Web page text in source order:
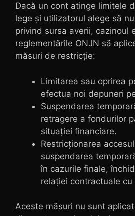
Dacă un cont atinge limitele
lege și utilizatorul alege să
privind sursa averii, cazinoul
reglementările ONJN să
măsuri de restricție:
Limitarea sau oprirea
efectua noi depuneri
Suspendarea
retragere a fondurilor
situației financiare.
Restricționarea
suspendarea
în cazurile finale,
relației contractuale
Aceste măsuri nu sunt